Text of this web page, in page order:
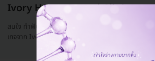
Ivory House Dental Clinic
สนใจ ทำฟัน ที่ Ivory House Dental Clinic หรือ
เกจจาก Ivory House Dental Clinic ได้ที่นี่